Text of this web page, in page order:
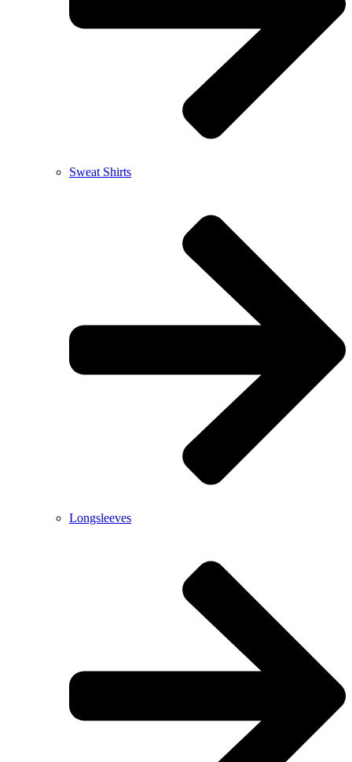
Sweat Shirts
Longsleeves